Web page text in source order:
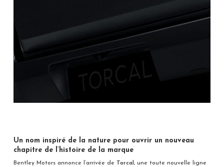
Un nom inspiré de la nature pour ouvrir un nouveau
chapitre de l’histoire de la marque
Bentley Motors annonce l’arrivée de Torcal , une toute nouvelle ligne